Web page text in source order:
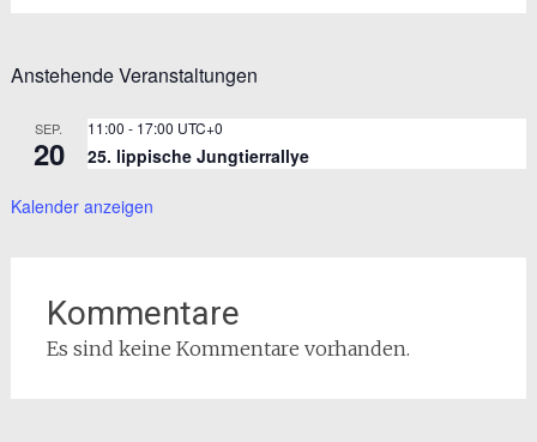
Anstehende Veranstaltungen
SEP.
20
11:00 - 17:00 UTC+0
25. lippische Jungtierrallye
Kalender anzeigen
Kommentare
Es sind keine Kommentare vorhanden.